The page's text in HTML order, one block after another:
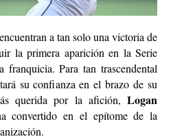
a tan solo una victoria de
la primera aparición en la Serie
Para tan trascendental
su confianza en el brazo de su
querida por la afición, Logan
convertido en el epítome de la